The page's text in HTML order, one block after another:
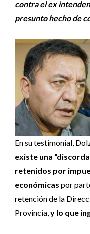
contra el ex
presunto hecho de
En su testimonial,
existe una
retenidos por
económicas por
retención de la
Provincia,y lo que